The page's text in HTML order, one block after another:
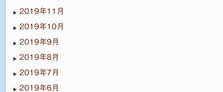
2019年11月
2019年10月
2019年9月
2019年8月
2019年7月
2019年6月